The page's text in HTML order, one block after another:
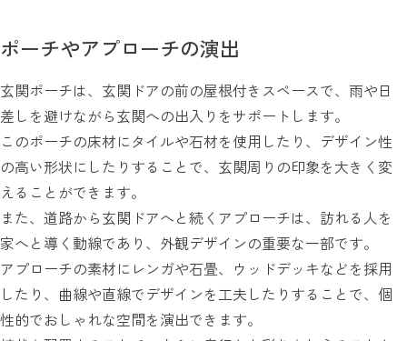
ポーチやアプローチの演出
玄関ポーチは、玄関ドアの前の屋根付きスペースで、雨や日
差しを避けながら玄関への出入りをサポートします。
このポーチの床材にタイルや石材を使用したり、デザイン性
の高い形状にしたりすることで、玄関周りの印象を大きく変
えることができます。
また、道路から玄関ドアへと続くアプローチは、訪れる人を
家へと導く動線であり、外観デザインの重要な一部です。
アプローチの素材にレンガや石畳、ウッドデッキなどを採用
したり、曲線や直線でデザインを工夫したりすることで、個
性的でおしゃれな空間を演出できます。